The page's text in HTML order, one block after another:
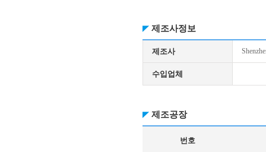
제조사정보
제조사
수입업체
제조공장
번호